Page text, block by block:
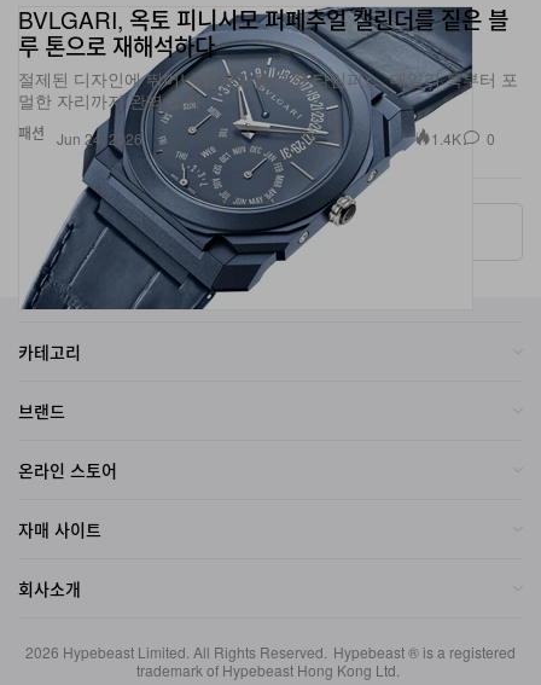
패션
BVLGARI, 옥토 피니시모 퍼페추얼 캘린더를 짙은 블
루 톤으로 재해석하다
절제된 디자인에 뛰어난 활용도를 더한 타임피스, 데일리 룩부터 포
멀한 자리까지 완벽 소화.
Jun 24, 2026 1.4K 0
More ▾
카테고리
브랜드
온라인 스토어
자매 사이트
회사소개
2026 Hypebeast Limited . All Rights Reserved. Hypebeast ® is a registered
trademark of Hypebeast Hong Kong Ltd.